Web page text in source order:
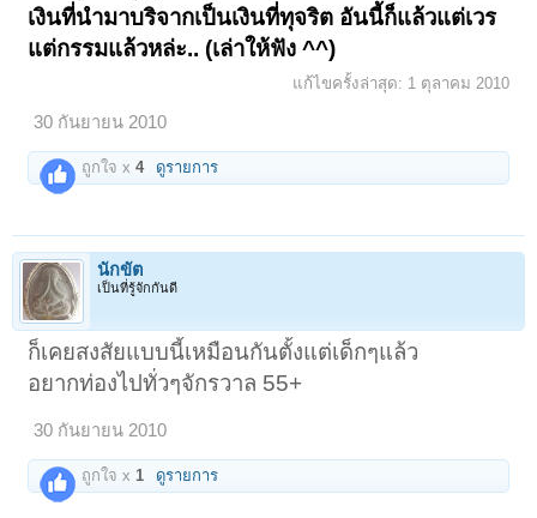
เงินที่นำมาบริจากเป็นเงินที่ทุจริต อันนี้ก็แล้วแต่เวร
แต่กรรมแล้วหล่ะ.. (เล่าให้ฟัง ^^)
แก้ไขครั้งล่าสุด: 1 ตุลาคม 2010
30 กันยายน 2010
ถูกใจ x4 ดูรายการ
นักขัต
เป็นที่รู้จักกันดี
ก็เคยสงสัยแบบนี้เหมือนกันตั้งแต่เด็กๆแล้ว
อยากท่องไปทั่วๆจักรวาล 55+
30 กันยายน 2010
ถูกใจ x 1 ดูรายการ